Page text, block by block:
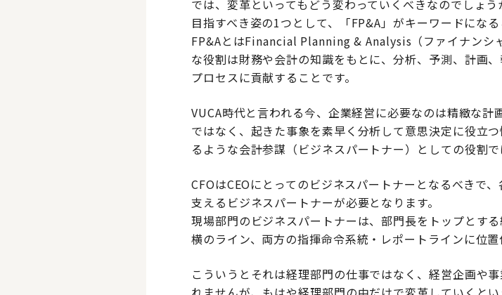
では、変革といってもどう変わっていくべきなのでしょう
目指すべき姿の1つとして、「FP&A」がキーワードになる
FP&AとはFinancial Planning & Analysis（ファイナンシ
な役割は財務や会計の知識をもとに、分析、予測、計画
プロセスに貢献することです。
VUCA時代と言われる今、企業経営に必要なのは精緻な
ではなく、起きた事象を素早く分析して意思決定に役立
るような会計参謀（ビジネスパートナー）としての役割で
CFOはCEOにとってのビジネスパートナーとなるべきで
支えるビジネスパートナーが必要となります。
現場部門のビジネスパートナーは、部門長をトップとす
横のライン、両方の指揮命令系統・レポートラインに位
こういうとそれは経理部門の仕事ではなく、経営企画や